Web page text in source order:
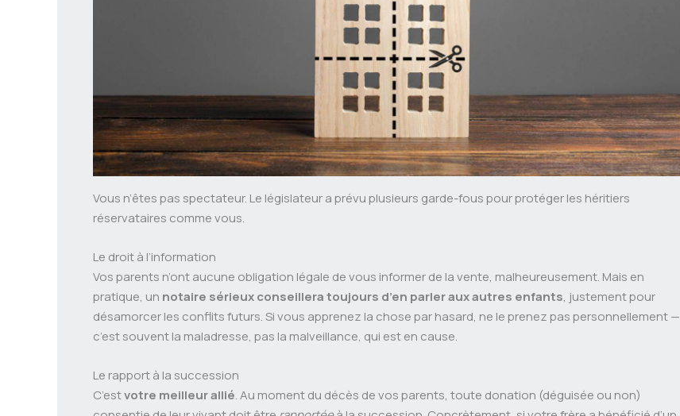
Vous n’êtes pas spectateur. Le législateur a prévu plusieurs garde-fous pour protéger les héritiers
réservataires comme vous.
Le droit à l’information
Vos parents n’ont aucune obligation légale de vous informer de la vente, malheureusement. Mais en
pratique, un notaire sérieux conseillera toujours d’en parler aux autres enfants, justement pour
désamorcer les conflits futurs. Si vous apprenez la chose par hasard, ne le prenez pas personnellement —
c’est souvent la maladresse, pas la malveillance, qui est en cause.
Le rapport à la succession
C’estvotre meilleur allié. Au moment du décès de vos parents, toute donation (déguisée ou non)